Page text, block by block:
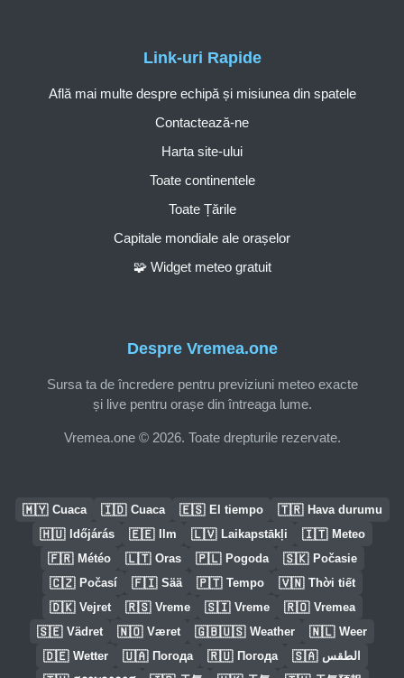
Despre Vremea.one
Sursa ta de încredere pentru previziuni meteo exacte
și live pentru orașe din întreaga lume.
Vremea.one © 2026. Toate drepturile rezervate.
Link-uri Rapide
Află mai multe despre echipă și misiunea din spatele
Contactează-ne
Harta site-ului
Toate continentele
Toate Țările
Capitale mondiale ale orașelor
🧩 Widget meteo gratuit
🇲🇾 Cuaca 🇮🇩 Cuaca 🇪🇸 El tiempo 🇹🇷 Hava durumu
🇭🇺 Időjárás 🇪🇪 Ilm 🇱🇻 Laikapstākļi 🇮🇹 Meteo
🇫🇷 Météo 🇱🇹 Oras 🇵🇱 Pogoda 🇸🇰 Počasie
🇨🇿 Počasí 🇫🇮 Sää 🇵🇹 Tempo 🇻🇳 Thời tiết
🇩🇰 Vejret 🇷🇸 Vreme 🇸🇮 Vreme 🇷🇴 Vremea
🇸🇪 Vädret 🇳🇴 Været 🇬🇧🇺🇸 Weather 🇳🇱 Weer
🇩🇪 Wetter 🇺🇦 Погода 🇷🇺 Погода 🇸🇦 الطقس